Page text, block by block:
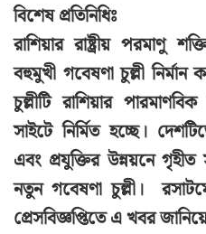
বিশেষ প্রতিনিধিঃ
রাশিয়ার রাষ্ট্রীয় পরমাণু
বহুমুখী গবেষণা চুল্লী
চুল্লীটি রাশিয়ার
সাইটে নির্মিত হচ্ছে।
এবং প্রযুক্তির উন্নয়নে গৃহীত
নতুন গবেষণা চুল্লী।
প্রেসবিজ্ঞপ্তিতে এ খবর